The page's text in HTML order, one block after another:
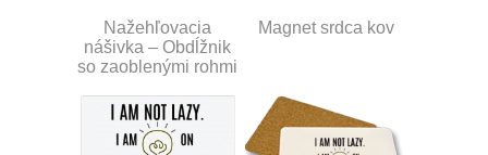
Nažehľovacia
nášivka – Obdĺžnik
so zaoblenými rohmi
Magnet srdca kov